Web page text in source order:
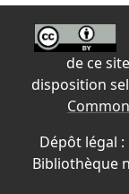
de ce
disposition
Dépôt légal
Bibliothèque